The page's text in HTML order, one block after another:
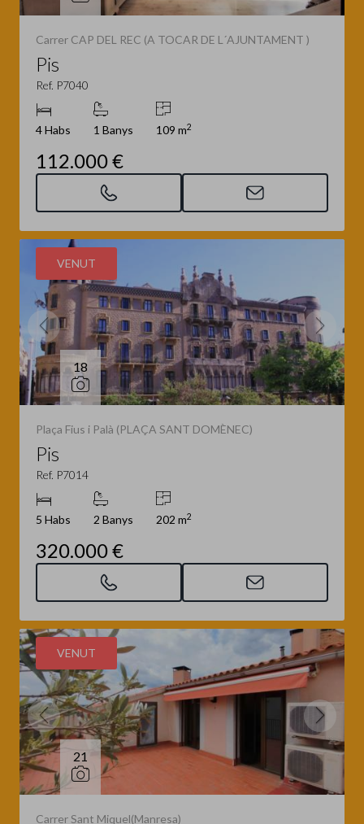
Carrer CAP DEL REC (A TOCAR DE L´AJUNTAMENT )
Pis
Ref. P7040
4 Habs 1 Banys 109 m2
112.000 €
VENUT
18
Plaça Fius i Palà (PLAÇA SANT DOMÈNEC)
Pis
Ref. P7014
5 Habs 2 Banys 202 m2
320.000 €
VENUT
21
Carrer Sant Miquel(Manresa)